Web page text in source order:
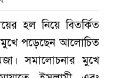
হল নিয়ে বিতর্কিত
মুখে পড়েছেন আলোচিত
সমালোচনার মুখে